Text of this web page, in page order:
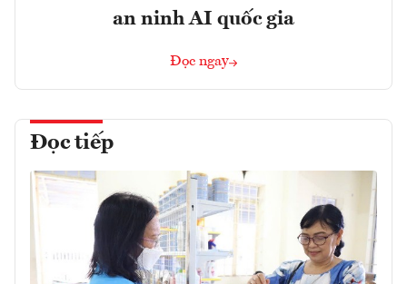
an ninh AI quốc gia
Đọc ngay
Đọc tiếp